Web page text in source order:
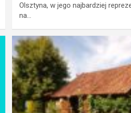
Olsztyna, w jego najbardziej
na…